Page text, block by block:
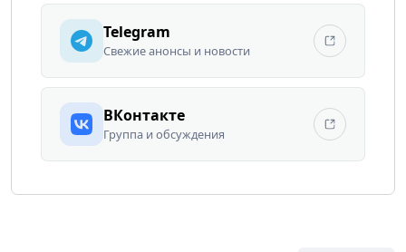
Telegram
Свежие анонсы и новости
ВКонтакте
Группа и обсуждения